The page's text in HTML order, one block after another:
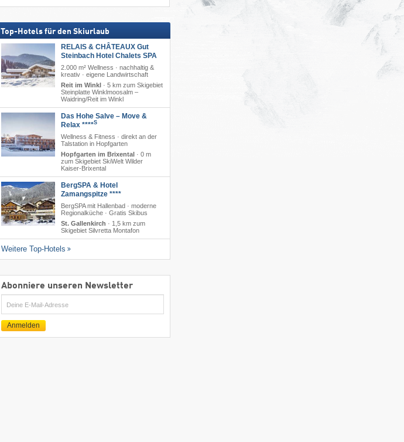
Top-Hotels für den Skiurlaub
RELAIS & CHÂTEAUX Gut
Steinbach Hotel Chalets SPA
2.000 m² Wellness · nachhaltig &
kreativ · eigene Landwirtschaft
Reit im Winkl· 5 km zum Skigebiet
Steinplatte Winklmoosalm –
Waidring/​Reit im Winkl
Das Hohe Salve – Move &
Relax ****S
Wellness & Fitness · direkt an der
Talstation in Hopfgarten
Hopfgarten im Brixental· 0 m
zum Skigebiet SkiWelt Wilder
Kaiser-Brixental
BergSPA & Hotel
Zamangspitze ****
BergSPA mit Hallenbad · moderne
Regionalküche · Gratis Skibus
St. Gallenkirch · 1,5 km zum
Skigebiet Silvretta Montafon
Weitere Top-Hotels
Abonniere unseren Newsletter
E-
Mail
Anmelden